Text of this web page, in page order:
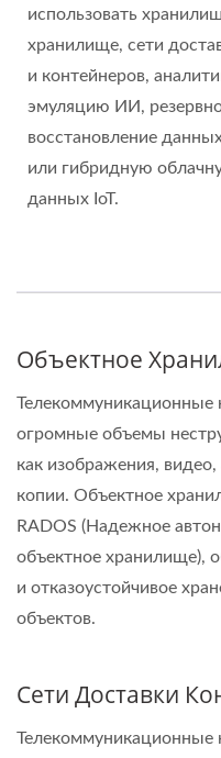
использовать
хранилище, сети
и контейнеров,
эмуляцию ИИ,
восстановление
или гибридную
данных IoT.
Объектное
Телекоммуникационные
огромные объемы
как изображения,
копии. Объектное
RADOS (Надежное
объектное хранилище),
и отказоустойчивое
объектов.
Сети Доставки
Телекоммуникационные